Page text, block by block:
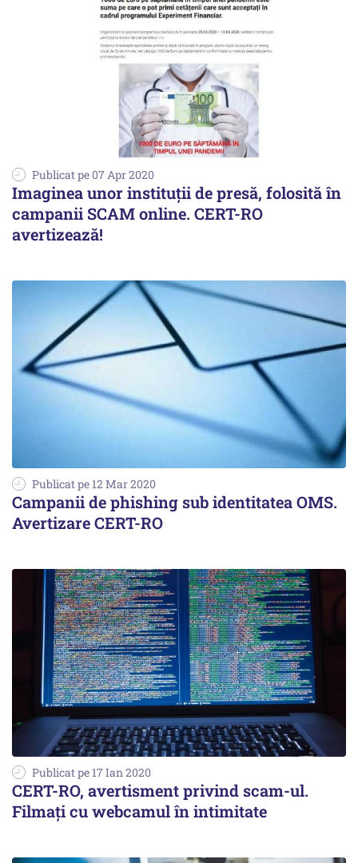
Publicat pe 07 Apr 2020
Imaginea unor instituții de presă, folosită în
campanii SCAM online. CERT-RO
avertizează!
Publicat pe 12 Mar 2020
Campanii de phishing sub identitatea OMS.
Avertizare CERT-RO
Publicat pe 17 Ian 2020
CERT-RO, avertisment privind scam-ul.
Filmați cu webcamul în intimitate